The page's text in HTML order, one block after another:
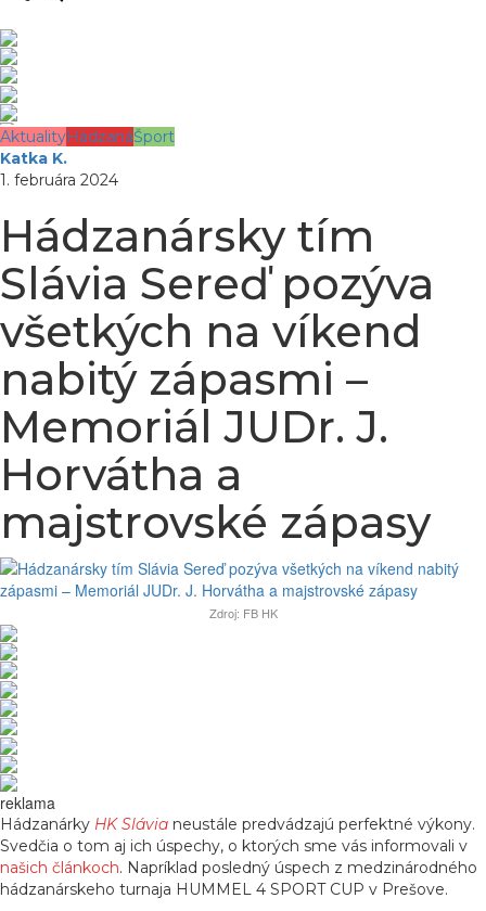
AktualityHádzanáŠport
Katka K.
1. februára 2024
Hádzanársky tím
Slávia Sereď pozýva
všetkých na víkend
nabitý zápasmi –
Memoriál JUDr. J.
Horvátha a
majstrovské zápasy
Zdroj: FB HK
reklama
Hádzanárky HK Slávia neustále predvádzajú perfektné výkony.
Svedčia o tom aj ich úspechy, o ktorých sme vás informovali v
našich článkoch. Napríklad posledný úspech z medzinárodného
hádzanárskeho turnaja HUMMEL 4 SPORT CUP v Prešove.